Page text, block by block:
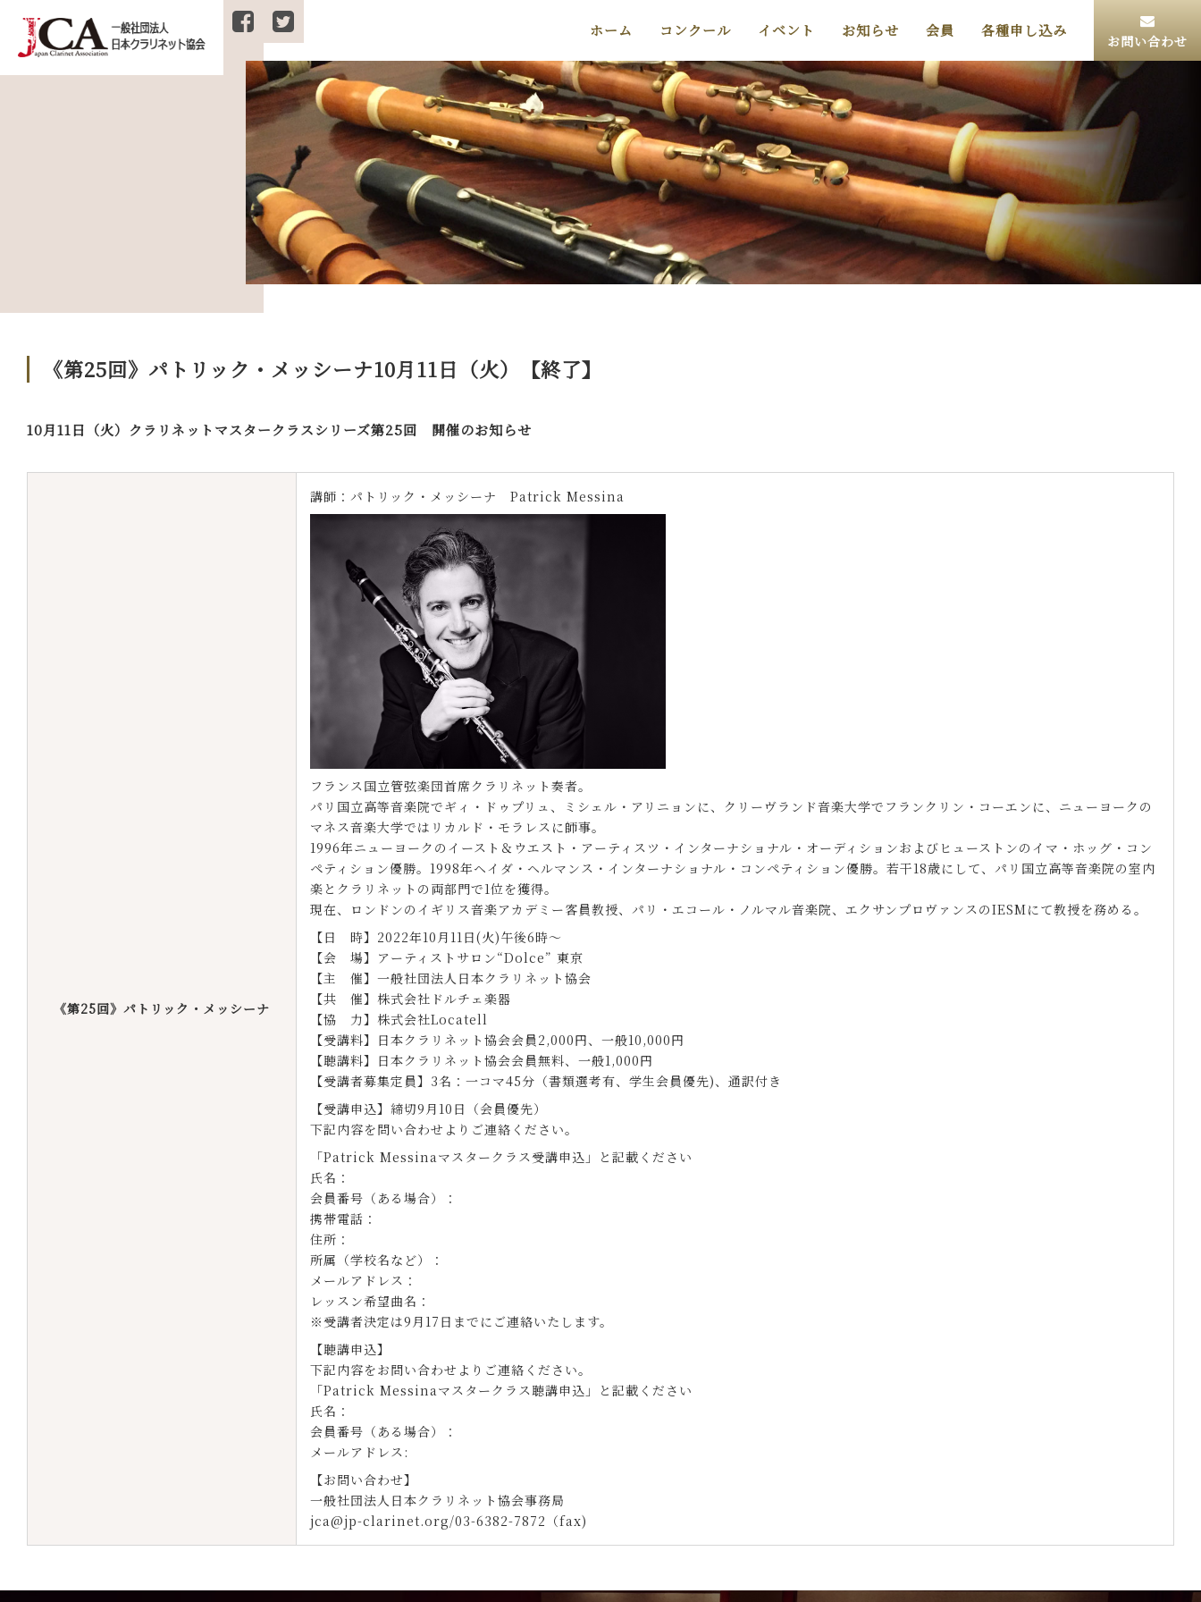
ホーム コンクール イベント お知らせ 会員 各種申し込み
お問い合わせ
《第25回》パトリック・メッシーナ10月11日（火）【終了】
10月11日（火）クラリネットマスタークラスシリーズ第25回 開催のお知らせ
《第25回》パトリック・メッシーナ
講師：パトリック・メッシーナ Patrick Messina
フランス国立管弦楽団首席クラリネット奏者。
パリ国立高等音楽院でギィ・ドゥプリュ、ミシェル・アリニョンに、クリーヴランド音楽大学でフランクリン・コーエンに、ニューヨークの
マネス音楽大学ではリカルド・モラレスに師事。
1996年ニューヨークのイースト＆ウエスト・アーティスツ・インターナショナル・オーディションおよびヒューストンのイマ・ホッグ・コン
ペティション優勝。1998年ヘイダ・ヘルマンス・インターナショナル・コンペティション優勝。若干18歳にして、パリ国立高等音楽院の室内
楽とクラリネットの両部門で1位を獲得。
現在、ロンドンのイギリス音楽アカデミー客員教授、パリ・エコール・ノルマル音楽院、エクサンプロヴァンスのIESMにて教授を務める。
【日 時】2022年10月11日(火)午後6時～
【会 場】アーティストサロン“Dolce” 東京
【主 催】一般社団法人日本クラリネット協会
【共 催】株式会社ドルチェ楽器
【協 力】株式会社Locatell
【受講料】日本クラリネット協会会員2,000円、一般10,000円
【聴講料】日本クラリネット協会会員無料、一般1,000円
【受講者募集定員】3名：一コマ45分（書類選考有、学生会員優先)、通訳付き
【受講申込】締切9月10日（会員優先）
下記内容を問い合わせよりご連絡ください。
「Patrick Messinaマスタークラス受講申込」と記載ください
氏名：
会員番号（ある場合）：
携帯電話：
住所：
所属（学校名など）：
メールアドレス：
レッスン希望曲名：
※受講者決定は9月17日までにご連絡いたします。
【聴講申込】
下記内容をお問い合わせよりご連絡ください。
「Patrick Messinaマスタークラス聴講申込」と記載ください
氏名：
会員番号（ある場合）：
メールアドレス:
【お問い合わせ】
一般社団法人日本クラリネット協会事務局
jca@jp-clarinet.org/03-6382-7872（fax)